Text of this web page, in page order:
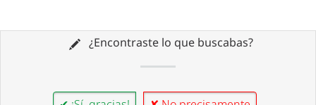
¿Encontraste lo que buscabas?